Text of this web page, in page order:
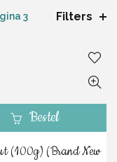
3 Filters
Bestel
(100g) (Brand New